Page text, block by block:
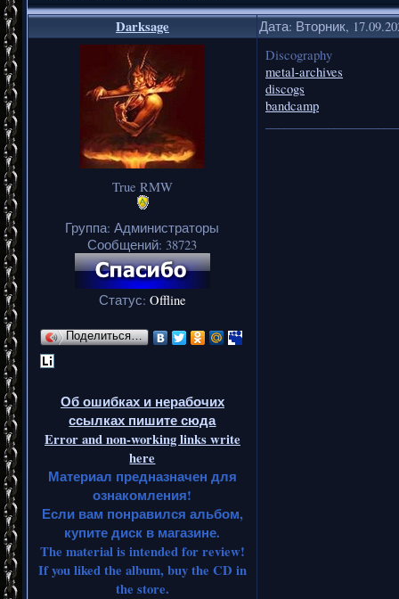
Darksage Дата: Вторник,
True RMW
Группа: Администраторы
Сообщений: 38723
Статус: Offline
Поделиться…
Об ошибках и нерабочих
ссылках пишите сюда
Error and non-working links write
here
Материал предназначен для
ознакомления!
Если вам понравился альбом,
купите диск в магазине.
The material is intended for review!
If you liked the album, buy the CD in
the store.
Discography
metal-archives
discogs
bandcamp